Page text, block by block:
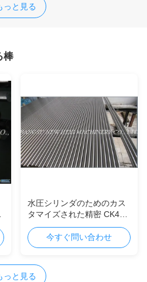
っと見る
棒
水圧シリンダのためのカス
タマイズされた精密 CK45
誘導によって堅くされる棒
今すぐ問い合わせ
っと見る